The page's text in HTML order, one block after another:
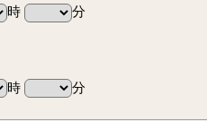
時
分
時 分